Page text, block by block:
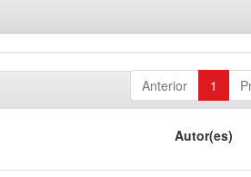
Anterior 1
Autor(es)